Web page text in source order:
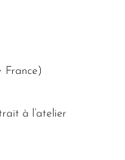
France)
à l’atelier